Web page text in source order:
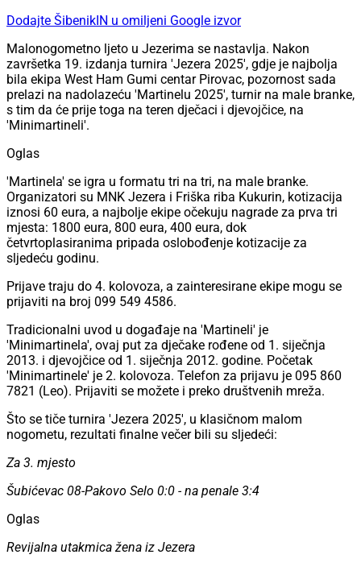
Dodajte ŠibenikIN u omiljeni Google izvor
Malonogometno ljeto u Jezerima se nastavlja. Nakon
završetka 19. izdanja turnira 'Jezera 2025', gdje je najbolja
bila ekipa West Ham Gumi centar Pirovac, pozornost sada
prelazi na nadolazeću 'Martinelu 2025', turnir na male branke,
s tim da će prije toga na teren dječaci i djevojčice, na
'Minimartineli'.
Oglas
'Martinela' se igra u formatu tri na tri, na male branke.
Organizatori su MNK Jezera i Friška riba Kukurin, kotizacija
iznosi 60 eura, a najbolje ekipe očekuju nagrade za prva tri
mjesta: 1800 eura, 800 eura, 400 eura, dok
četvrtoplasiranima pripada oslobođenje kotizacije za
sljedeću godinu.
Prijave traju do 4. kolovoza, a zainteresirane ekipe mogu se
prijaviti na broj 099 549 4586.
Tradicionalni uvod u događaje na 'Martineli' je
'Minimartinela', ovaj put za dječake rođene od 1. siječnja
2013. i djevojčice od 1. siječnja 2012. godine. Početak
'Minimartinele' je 2. kolovoza. Telefon za prijavu je 095 860
7821 (Leo). Prijaviti se možete i preko društvenih mreža.
Što se tiče turnira 'Jezera 2025', u klasičnom malom
nogometu, rezultati finalne večer bili su sljedeći:
Za 3. mjesto
Šubićevac 08-Pakovo Selo 0:0 - na penale 3:4
Oglas
Revijalna utakmica žena iz Jezera